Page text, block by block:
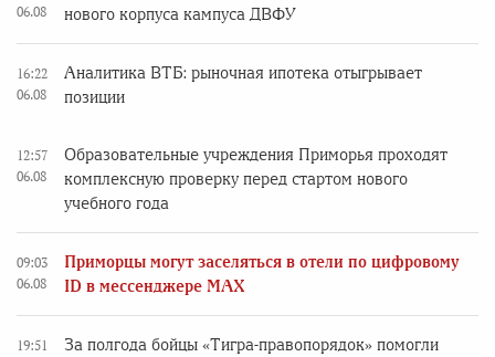
06.08
нового корпуса кампуса ДВФУ
16:22
06.08
Аналитика ВТБ: рыночная ипотека отыгрывает
позиции
12:57
06.08
Образовательные учреждения Приморья проходят
комплексную проверку перед стартом нового
учебного года
09:03
06.08
Приморцы могут заселяться в отели по цифровому
ID в мессенджере MAX
19:51
За полгода бойцы «Тигра-правопорядок» помогли